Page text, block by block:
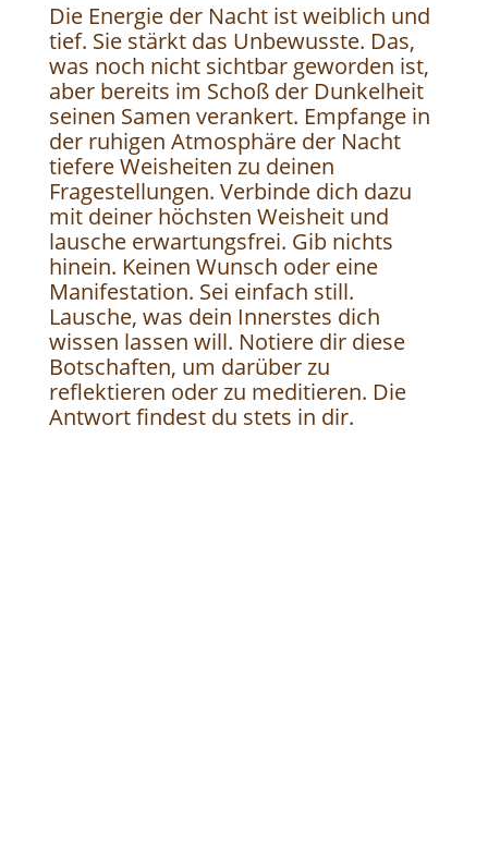
Die Energie der Nacht ist weiblich und
tief. Sie stärkt das Unbewusste. Das,
was noch nicht sichtbar geworden ist,
aber bereits im Schoß der Dunkelheit
seinen Samen verankert. Empfange in
der ruhigen Atmosphäre der Nacht
tiefere Weisheiten zu deinen
Fragestellungen. Verbinde dich dazu
mit deiner höchsten Weisheit und
lausche erwartungsfrei. Gib nichts
hinein. Keinen Wunsch oder eine
Manifestation. Sei einfach still.
Lausche, was dein Innerstes dich
wissen lassen will. Notiere dir diese
Botschaften, um darüber zu
reflektieren oder zu meditieren. Die
Antwort findest du stets in dir.